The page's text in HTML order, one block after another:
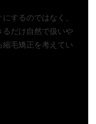
するのではなく、
だけ自然で扱いや
毛矯正を考えてい